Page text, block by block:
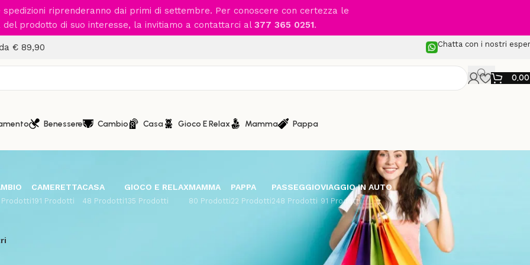
riprenderanno dai primi di settembre. Per conoscere con certezza le
del prodotto di suo interesse, la invitiamo a contattarci al 377 365 0251.
€ 89,90 Chatta con i nostri
Benessere Cambio Casa Gioco E Relax Mamma Pappa
Prodotti
CAMERETTA
191 Prodotti
CASA
48 Prodotti
GIOCO E RELAX
135 Prodotti
MAMMA
80 Prodotti
PAPPA
22 Prodotti
PASSEGGIO
248 Prodotti
VIAGGIO IN AUTO
91 Prodotti